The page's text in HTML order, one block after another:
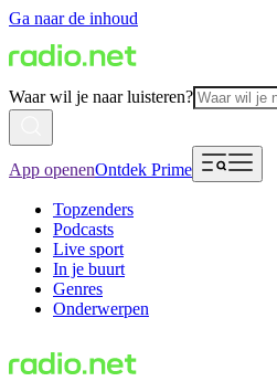
Ga naar de inhoud
Waar wil je naar luisteren?
App openenOntdek Prime
Topzenders
Podcasts
Live sport
In je buurt
Genres
Onderwerpen